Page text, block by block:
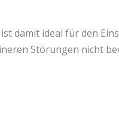
damit ideal für den
Störungen nicht